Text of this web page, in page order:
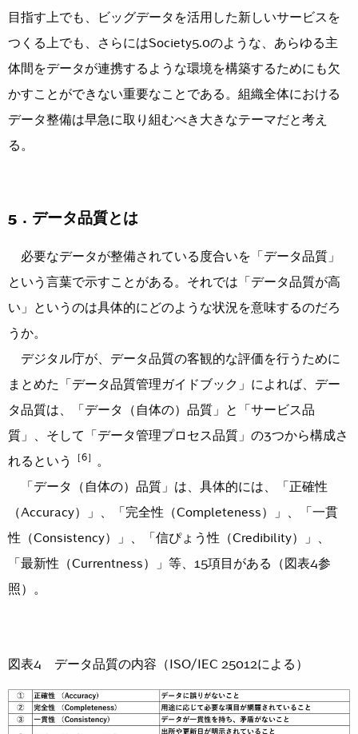
目指す上でも、ビッグデータを活用した新しいサービスを
つくる上でも、さらにはSociety5.0のような、あらゆる主
体間をデータが連携するような環境を構築するためにも欠
かすことができない重要なことである。組織全体における
データ整備は早急に取り組むべき大きなテーマだと考え
る。
5．データ品質とは
必要なデータが整備されている度合いを「データ品質」
という言葉で示すことがある。それでは「データ品質が高
い」というのは具体的にどのような状況を意味するのだろ
うか。
デジタル庁が、データ品質の客観的な評価を行うために
まとめた「データ品質管理ガイドブック」によれば、デー
タ品質は、「データ（自体の）品質」と「サービス品
質」、そして「データ管理プロセス品質」の3つから構成さ
れるという
［6］ 。
「データ（自体の）品質」は、具体的には、「正確性
（Accuracy）」、「完全性（Completeness）」、「一貫
性（Consistency）」、「信ぴょう性（Credibility）」、
「最新性（Currentness）」等、15項目がある（図表4参
照）。
図表4 データ品質の内容（ISO/IEC 25012による）